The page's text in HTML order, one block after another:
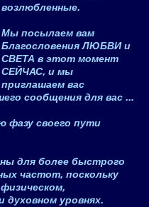
возлюбленные.
Мы посылаем вам
Благословения ЛЮБВИ и
СВЕТА в этот момент
СЕЙЧАС, и мы
приглашаем вас
сообщения для вас ...
фазу своего пути
для более быстрого
частот, поскольку
духовном уровнях.